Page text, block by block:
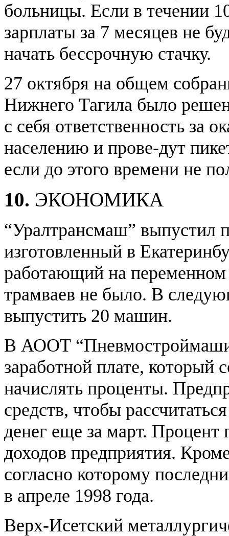
больницы. Если в течении
зарплаты за 7 месяцев не
начать бессрочную стачку.
27 октября на общем
Нижнего Тагила было
с себя ответственность за
населению и прове-дут
если до этого времени не
10. ЭКОНОМИКА
“Уралтрансмаш” выпустил
изготовленный в
работающий на переменном
трамваев не было. В
выпустить 20 машин.
В АООТ
заработной плате, который
начислять проценты.
средств, чтобы
денег еще за март. Процент
доходов предприятия.
согласно которому
в апреле 1998 года.
Верх-Исетский